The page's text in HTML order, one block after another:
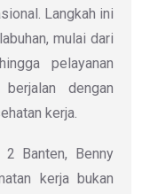
Langkah ini
mulai dari
pelayanan
dengan
kerja.
2 Banten, Benny
kerja bukan